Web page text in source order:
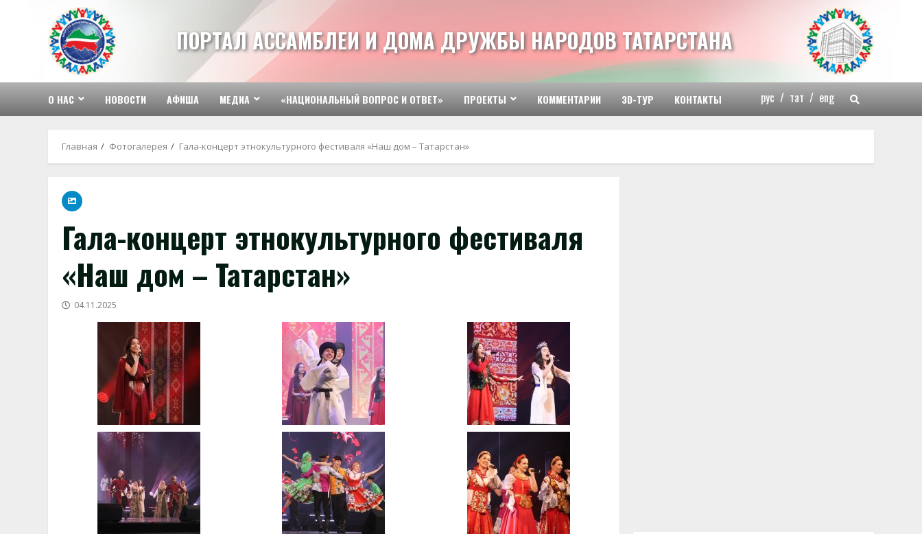
содержимому
ПОРТАЛ АССАМБЛЕИ И ДОМА ДРУЖБЫ НАРОДОВ ТАТАРСТАНА
О НАС НОВОСТИ АФИША МЕДИА «НАЦИОНАЛЬНЫЙ ВОПРОС И ОТВЕТ» ПРОЕКТЫ КОММЕНТАРИИ 3D-ТУР КОНТАКТЫ рус / тат / eng
Главная Фотогалерея Гала-концерт этнокультурного фестиваля «Наш дом – Татарстан»
Гала-концерт этнокультурного фестиваля
«Наш дом – Татарстан»
04.11.2025